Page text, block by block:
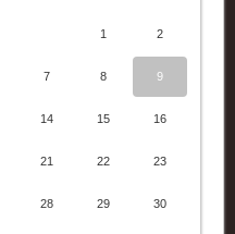
1 2
7 8 9
14 15 16
21 22 23
28 29 30